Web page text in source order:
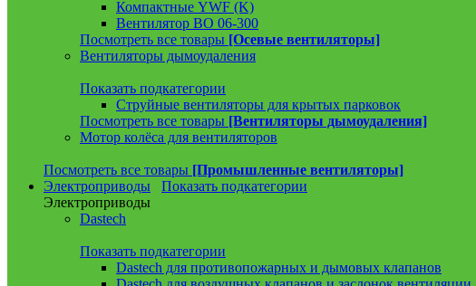
Компактные YWF (K)
Вентилятор ВО 06-300
Посмотреть все товары [Осевые вентиляторы]
Вентиляторы дымоудаления
Показать подкатегории
Струйные вентиляторы для крытых парковок
Посмотреть все товары [Вентиляторы дымоудаления]
Мотор колёса для вентиляторов
Посмотреть все товары [Промышленные вентиляторы]
Электроприводы
Показать подкатегории
Электроприводы
Dastech
Показать подкатегории
Dastech для противопожарных и дымовых клапанов